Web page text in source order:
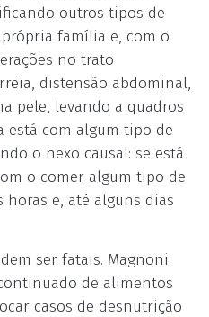
outros tipos de
família e, com o
no trato
distensão abdominal,
pele, levando a quadros
está com algum tipo de
o nexo causal: se está
o comer algum tipo de
horas e, até alguns dias
ser fatais. Magnoni
de alimentos
casos de desnutrição